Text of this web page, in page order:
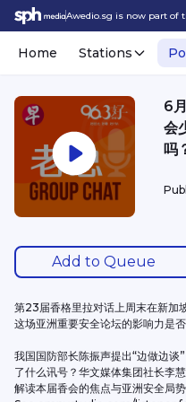
Awedio.sg is now part of
Home Stations
6
会
吗
Add to Queue
第23届香格里拉对话上周末在新加
这场亚洲重要安全论坛的影响力是
我国国防部长陈振声提出“边做边
了什么讯号？华文媒体集团社长李
解读本届香会的焦点与亚洲安全局势